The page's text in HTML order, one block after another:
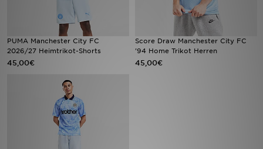
PUMA Manchester City FC
2026/27 Heimtrikot-Shorts
45,00€
Score Draw Manchester City FC
'94 Home Trikot Herren
45,00€
Fußball
Sport
Lade Die APP
Geschenkkarte